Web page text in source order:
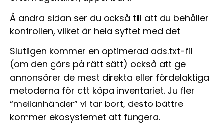
Å andra sidan ser du också till att du behåller
kontrollen, vilket är hela syftet med det
Slutligen kommer en optimerad ads.txt-fil
(om den görs på rätt sätt) också att ge
annonsörer de mest direkta eller fördelaktiga
metoderna för att köpa inventariet. Ju fler
“mellanhänder” vi tar bort, desto bättre
kommer ekosystemet att fungera.